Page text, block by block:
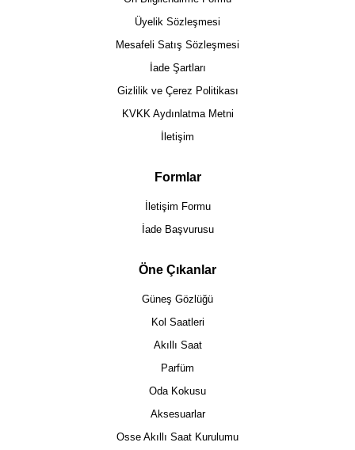
Üyelik Sözleşmesi
Mesafeli Satış Sözleşmesi
İade Şartları
Gizlilik ve Çerez Politikası
KVKK Aydınlatma Metni
İletişim
Formlar
İletişim Formu
İade Başvurusu
Öne Çıkanlar
Güneş Gözlüğü
Kol Saatleri
Akıllı Saat
Parfüm
Oda Kokusu
Aksesuarlar
Osse Akıllı Saat Kurulumu